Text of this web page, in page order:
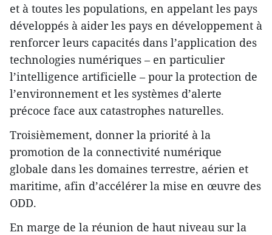
et à toutes les populations, en appelant les pays
développés à aider les pays en développement à
renforcer leurs capacités dans l’application des
technologies numériques – en particulier
l’intelligence artificielle – pour la protection de
l’environnement et les systèmes d’alerte
précoce face aux catastrophes naturelles.
Troisièmement, donner la priorité à la
promotion de la connectivité numérique
globale dans les domaines terrestre, aérien et
maritime, afin d’accélérer la mise en œuvre des
ODD.
En marge de la réunion de haut niveau sur la